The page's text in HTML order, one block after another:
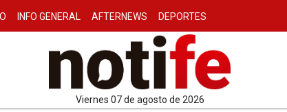
INFO GENERAL AFTERNEWS DEPORTES
viernes 07 de agosto de 2026